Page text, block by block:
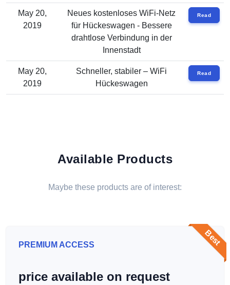
May 20,
2019
Neues kostenloses WiFi-Netz
für Hückeswagen - Bessere
drahtlose Verbindung in der
Innenstadt
Read
May 20,
2019
Schneller, stabiler – WiFi
Hückeswagen
Read
Available Products
Maybe these products are of interest:
Best
PREMIUM ACCESS
price available on request